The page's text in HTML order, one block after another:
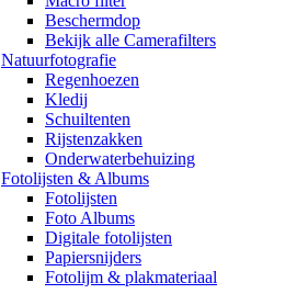
Beschermdop
Bekijk alle Camerafilters
Natuurfotografie
Regenhoezen
Kledij
Schuiltenten
Rijstenzakken
Onderwaterbehuizing
Fotolijsten & Albums
Fotolijsten
Foto Albums
Digitale fotolijsten
Papiersnijders
Fotolijm & plakmateriaal